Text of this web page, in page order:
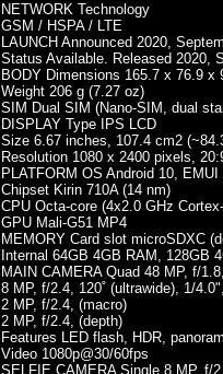
NETWORK Technology
GSM / HSPA / LTE
LAUNCH Announced 2020,
Status Available. Released 2020,
BODY Dimensions 165.7 x 76.9
Weight 206 g (7.27 oz)
SIM Dual SIM (Nano-SIM, dual
DISPLAY Type IPS LCD
Size 6.67 inches, 107.4 cm2
Resolution 1080 x 2400 pixels,
PLATFORM OS Android 10,
Chipset Kirin 710A (14 nm)
CPU Octa-core (4x2.0 GHz
GPU Mali-G51 MP4
MEMORY Card slot microSDXC
Internal 64GB 4GB RAM, 128GB
MAIN CAMERA Quad 48 MP, f/
8 MP, f/2.4, 120˚ (ultrawide), 1/
2 MP, f/2.4, (macro)
2 MP, f/2.4, (depth)
Features LED flash, HDR,
Video 1080p@30/60fps
SELFIE CAMERA Single 8 MP, f/